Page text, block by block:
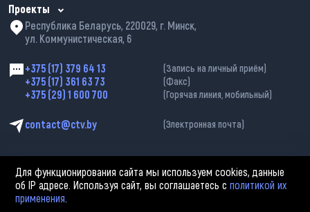
Проекты
Республика Беларусь, 220029, г. Минск,
ул. Коммунистическая, 6
+375 (17) 379 64 13 (Запись на личный приём)
+375 (17) 361 63 73 (Факс)
+375 (29) 1 600 700 (Горячая линия, мобильный)
contact@ctv.by (Электронная почта)
2002—2026 © ЗАО «Столичное телевидение». При любом использовании
Для функционирования сайта мы используем cookies, данные
об IP адресе. Используя сайт, вы соглашаетесь сполитикой их
применения.